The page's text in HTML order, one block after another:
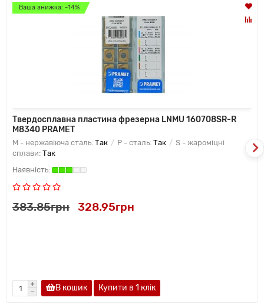
Ваша знижка: -14%
Твердосплавна пластина фрезерна LNMU 160708SR-R
M8340 PRAMET
M - нержавіюча сталь: Так P - сталь: Так
S - жароміцні
сплави: Так
383.85грн 328.95грн
В кошик Купити в 1 клiк